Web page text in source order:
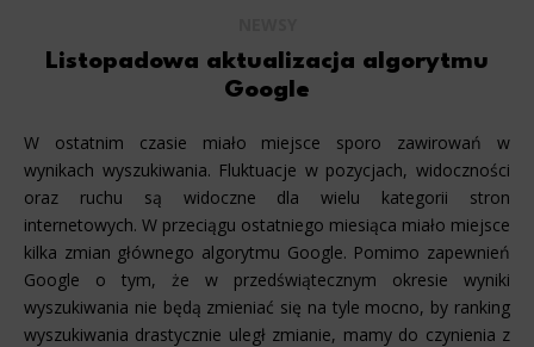
Listopadowa aktualizacja algorytmu
Google
W ostatnim czasie miało miejsce sporo zawirowań w
wynikach wyszukiwania. Fluktuacje w pozycjach, widoczności
oraz ruchu są widoczne dla wielu kategorii stron
internetowych. W przeciągu ostatniego miesiąca miało miejsce
kilka zmian głównego algorytmu Google. Pomimo zapewnień
Google o tym, że w przedświątecznym okresie wyniki
wyszukiwania nie będą zmieniać się na tyle mocno, by ranking
wyszukiwania drastycznie uległ zmianie, mamy do czynienia z